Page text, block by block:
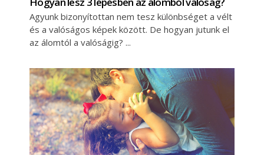
Agyunk bizonyítottan nem tesz különbséget a vélt
és a valóságos képek között. De hogyan jutunk el
az álomtól a valóságig?